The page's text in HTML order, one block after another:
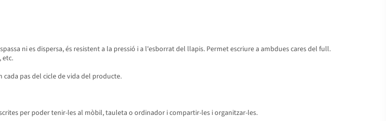
ni es dispersa, és resistent a la pressió i a l'esborrat del llapis. Permet escriure a ambdues cares del full.
etc.
pas del cicle de vida del producte.
per poder tenir-les al mòbil, tauleta o ordinador i compartir-les i organitzar-les.